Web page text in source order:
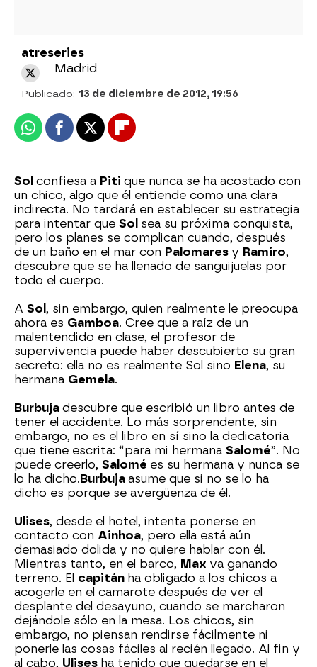
atreseries
Madrid
Publicado: 13 de diciembre de 2012, 19:56
WhatsappFacebook
X Flipboard
Sol confiesa a Piti que nunca se ha acostado con
un chico, algo que él entiende como una clara
indirecta. No tardará en establecer su estrategia
para intentar que Sol sea su próxima conquista,
pero los planes se complican cuando, después
de un baño en el mar con Palomares y Ramiro,
descubre que se ha llenado de sanguijuelas por
todo el cuerpo.
A Sol , sin embargo, quien realmente le preocupa
ahora es Gamboa. Cree que a raíz de un
malentendido en clase, el profesor de
supervivencia puede haber descubierto su gran
secreto: ella no es realmente Sol sino Elena, su
hermana Gemela.
Burbuja descubre que escribió un libro antes de
tener el accidente. Lo más sorprendente, sin
embargo, no es el libro en sí sino la dedicatoria
que tiene escrita: “para mi hermana Salomé”. No
puede creerlo, Salomé es su hermana y nunca se
lo ha dicho.Burbuja asume que si no se lo ha
dicho es porque se avergüenza de él.
Ulises, desde el hotel, intenta ponerse en
contacto con Ainhoa, pero ella está aún
demasiado dolida y no quiere hablar con él.
Mientras tanto, en el barco, Max va ganando
terreno. El capitán ha obligado a los chicos a
acogerle en el camarote después de ver el
desplante del desayuno, cuando se marcharon
dejándole sólo en la mesa. Los chicos, sin
embargo, no piensan rendirse fácilmente ni
ponerle las cosas fáciles al recién llegado. Al fin y
al cabo, Ulises ha tenido que quedarse en el